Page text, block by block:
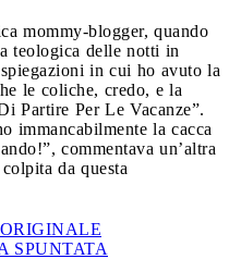
mommy-blogger, quando
teologica delle notti in
in cui ho avuto la
le coliche, credo, e la
Partire Per Le Vacanze”.
immancabilmente la cacca
commentava un’altra
da questa
SPUNTATA